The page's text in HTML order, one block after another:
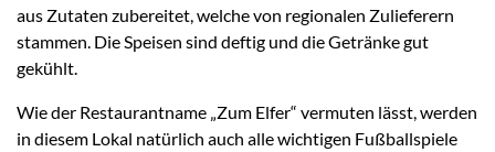
aus Zutaten zubereitet, welche von regionalen Zulieferern
stammen. Die Speisen sind deftig und die Getränke gut
gekühlt.
Wie der Restaurantname „Zum Elfer“ vermuten lässt, werden
in diesem Lokal natürlich auch alle wichtigen Fußballspiele